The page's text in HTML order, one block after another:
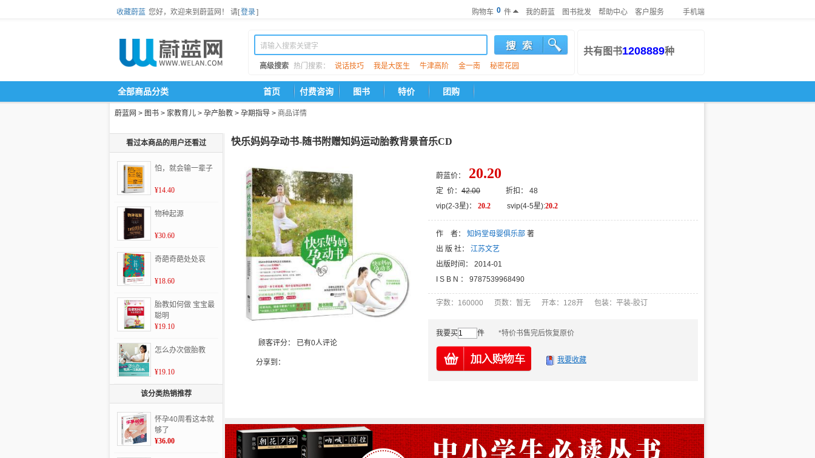
收藏蔚蓝 您好，欢迎来到蔚蓝网！ 请[登录] 购物车 0 件 我的蔚蓝 图书批发 帮助中心 客户服务 手机端
高级搜索 热门搜索： 说话技巧 我是大医生 牛津高阶 金一南 秘密花园
共有图书1208889种
全部商品分类 首页 付费咨询 图书 特价 团购
蔚蓝网 > 图书 > 家教育儿 > 孕产胎教 > 孕期指导 > 商品详情
看过本商品的用户还看过
怕，就会输一辈子
¥14.40
物种起源
¥30.60
奇葩奇葩处处哀
¥18.60
胎教如何做 宝宝最
聪明
¥19.10
怎么办次做胎教
¥19.10
该分类热销推荐
怀孕40周看这本就
够了
¥36.00
快乐妈妈孕动书-随书附赠知妈运动胎教背景音乐CD
顾客评分： 已有0人评论
分享到：
蔚蓝价： 20.20
定 价： 42.00 折扣： 48
vip(2-3星)： 20.2 svip(4-5星):20.2
作 者： 知妈堂母婴俱乐部 著
出 版 社：
江苏文艺
出版时间：
2014-01
I S B N ：
9787539968490
字数：160000 页数：暂无 开本：128开 包装：平装-胶订
我要买 件 *特价书售完后恢复原价
我要收藏